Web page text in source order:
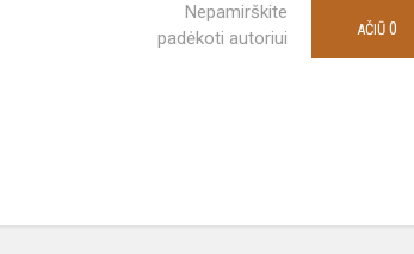
Nepamirškite
padėkoti autoriui
AČIŪ 0